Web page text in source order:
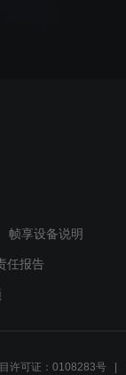
帧享设备说明
任报告
许可证：0108283号